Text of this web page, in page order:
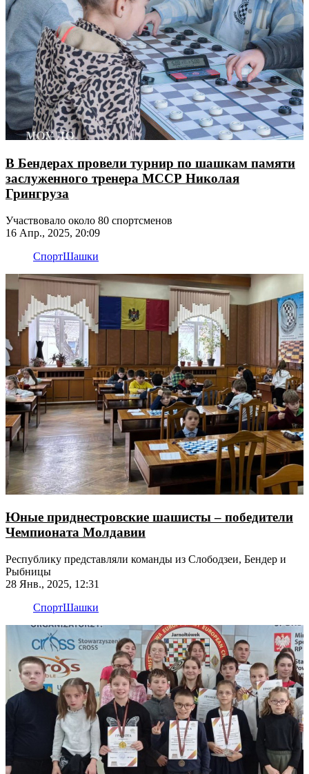
В Бендерах провели турнир по шашкам памяти
заслуженного тренера МССР Николая
Грингруза
Участвовало около 80 спортсменов
16 Апр., 2025, 20:09
СпортШашки
Юные приднестровские шашисты – победители
Чемпионата Молдавии
Республику представляли команды из Слободзеи, Бендер и
Рыбницы
28 Янв., 2025, 12:31
СпортШашки